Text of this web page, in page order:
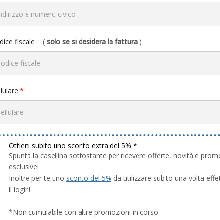
fiscale (solo se si desidera la fattura )
Ottieni subito uno sconto extra del 5% *
Spunta la casellina sottostante per ricevere offerte, novità e
esclusive!
Inoltre per te uno sconto del 5% da utilizzare subito una volta
il login!
*Non cumulabile con altre promozioni in corso